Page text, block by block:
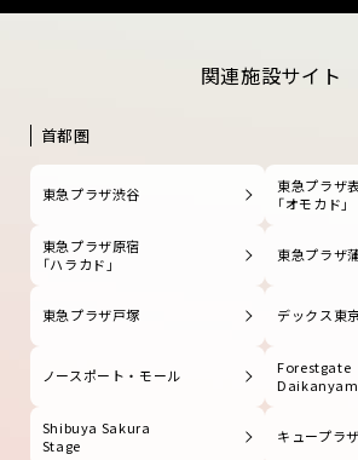
関連施設サイト
首都圏
東急プラザ渋谷
東急プラザ
「オモカド」
東急プラザ原宿
「ハラカド」
東急プラザ
東急プラザ戸塚 デックス東
ノースポート・モール
Forestgate
Shibuya Sakura
Stage
キュープラ